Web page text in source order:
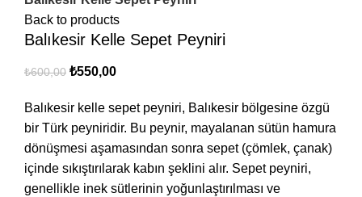
Back to products
Balıkesir Kelle Sepet Peyniri
₺600,00 Orijinal
₺600,00.
₺550,00Şu
fiyat:
₺550,00.
Balıkesir kelle sepet peyniri, Balıkesir bölgesine özgü
bir Türk peyniridir. Bu peynir, mayalanan sütün hamura
dönüşmesi aşamasından sonra sepet (çömlek, çanak)
içinde sıkıştırılarak kabın şeklini alır. Sepet peyniri,
genellikle inek sütlerinin yoğunlaştırılması ve